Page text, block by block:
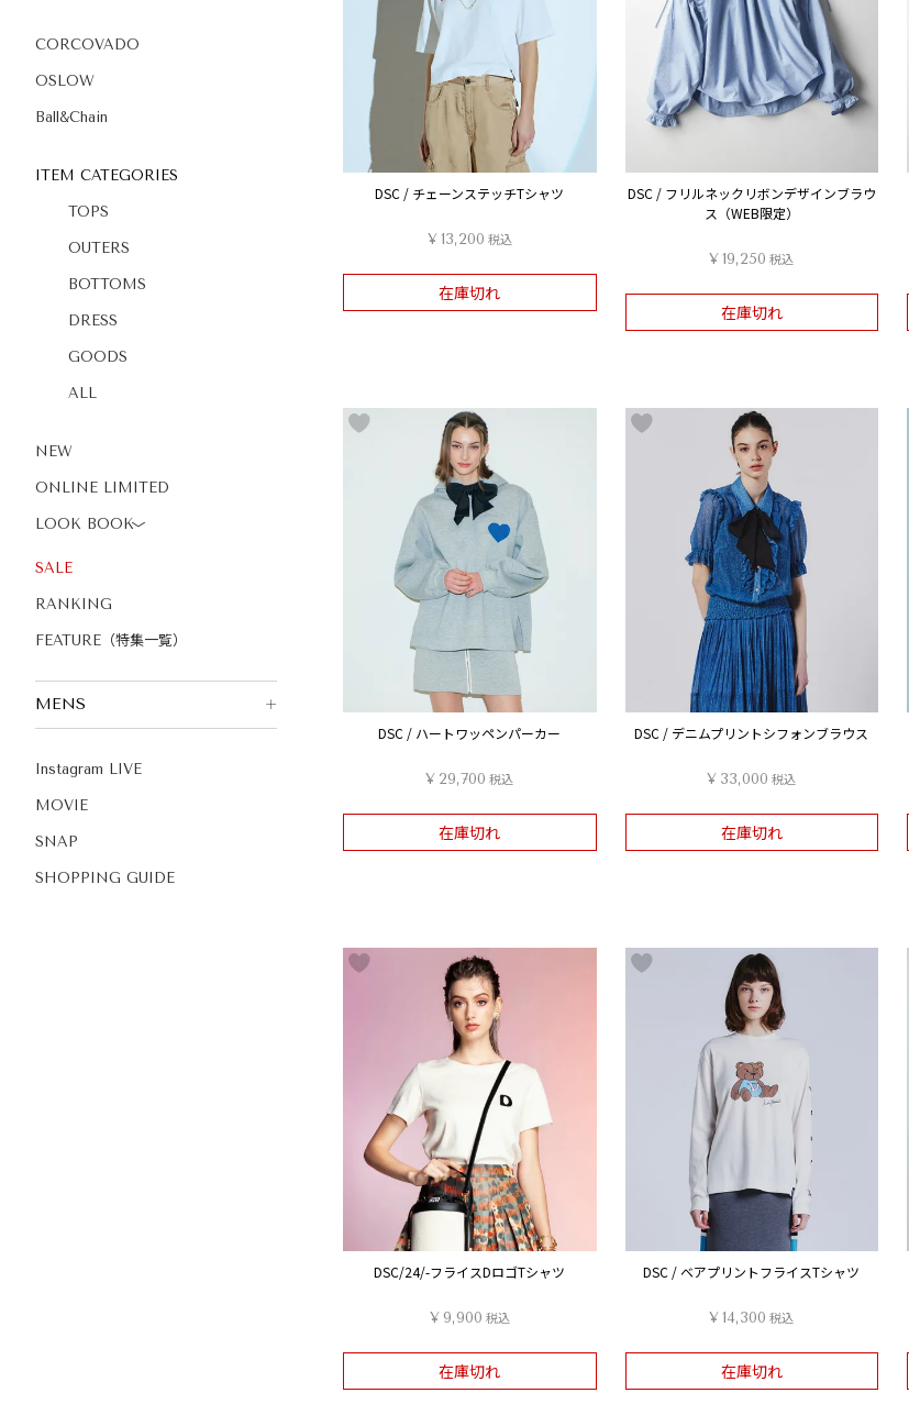
CORCOVADO
OSLOW
Ball&Chain
ITEM CATEGORIES
TOPS
OUTERS
BOTTOMS
DRESS
GOODS
ALL
NEW
ONLINE LIMITED
LOOK BOOK〉
SALE
RANKING
FEATURE（特集一覧）
MENS
Instagram LIVE
MOVIE
SNAP
SHOPPING GUIDE
DSC / チェーンステッチTシャツ
¥13,200 税込
在庫切れ
DSC / フリルネックリボンデザインブラウ
ス（WEB限定）
¥19,250 税込
在庫切れ
DSC / ハートワッペンパーカー
¥ 29,700 税込
在庫切れ
DSC / デニムプリントシフォンブラウス
¥ 33,000 税込
在庫切れ
DSC/24/-フライスDロゴTシャツ
¥9,900 税込
在庫切れ
DSC / ベアプリントフライスTシャツ
¥14,300 税込
在庫切れ